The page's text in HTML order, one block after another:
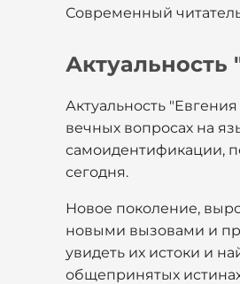
Современный
Актуальность
Актуальность
вечных вопросах на
самоидентификации,
сегодня.
Новое поколение,
новыми вызовами и
увидеть их истоки и
общепринятых